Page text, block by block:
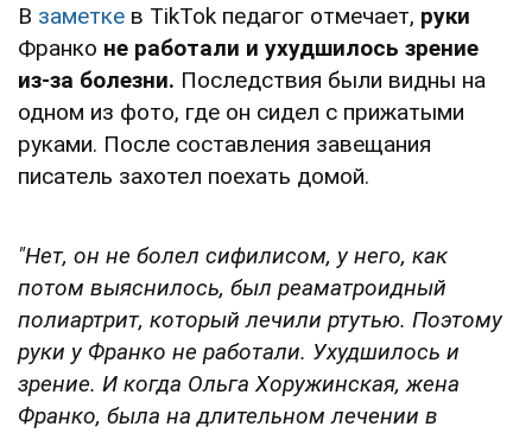
В заметке в TikTok педагог отмечает, руки
Франко не работали и ухудшилось зрение
из-за болезни. Последствия были видны на
одном из фото, где он сидел с прижатыми
руками. После составления завещания
писатель захотел поехать домой.
"Нет, он не болел сифилисом, у него, как
потом выяснилось, был реаматроидный
полиартрит, который лечили ртутью. Поэтому
руки у Франко не работали. Ухудшилось и
зрение. И когда Ольга Хоружинская, жена
Франко, была на длительном лечении в